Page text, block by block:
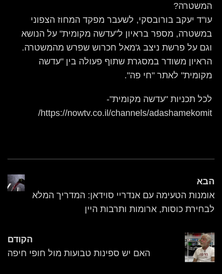
המשטרה?
עו"ד יעקב בורובסקי, לשעבר מפקד המחוז הצפוני
במשטרה, מספר בראיון ל"עדשה מקומית" על הנושא
וגם על פרשת ניצב ג'מאל חכרוש שפרש מהמשטרה.
הראיון משודר במסגרת שתוף פעולה בין "עדשה
מקומית" לאתר "חי פה".
לכל תכניות "עדשה מקומית"-
https://nowtv.co.il/channels/adashamekomit/
הבא
אומנות הטעימה עם אנדריי סוידאן: המדריך המלא
לבחירת כוסות, ארומות ותרבות היין
הקודם
האם יש ספינות טבועות מול חופי חיפה